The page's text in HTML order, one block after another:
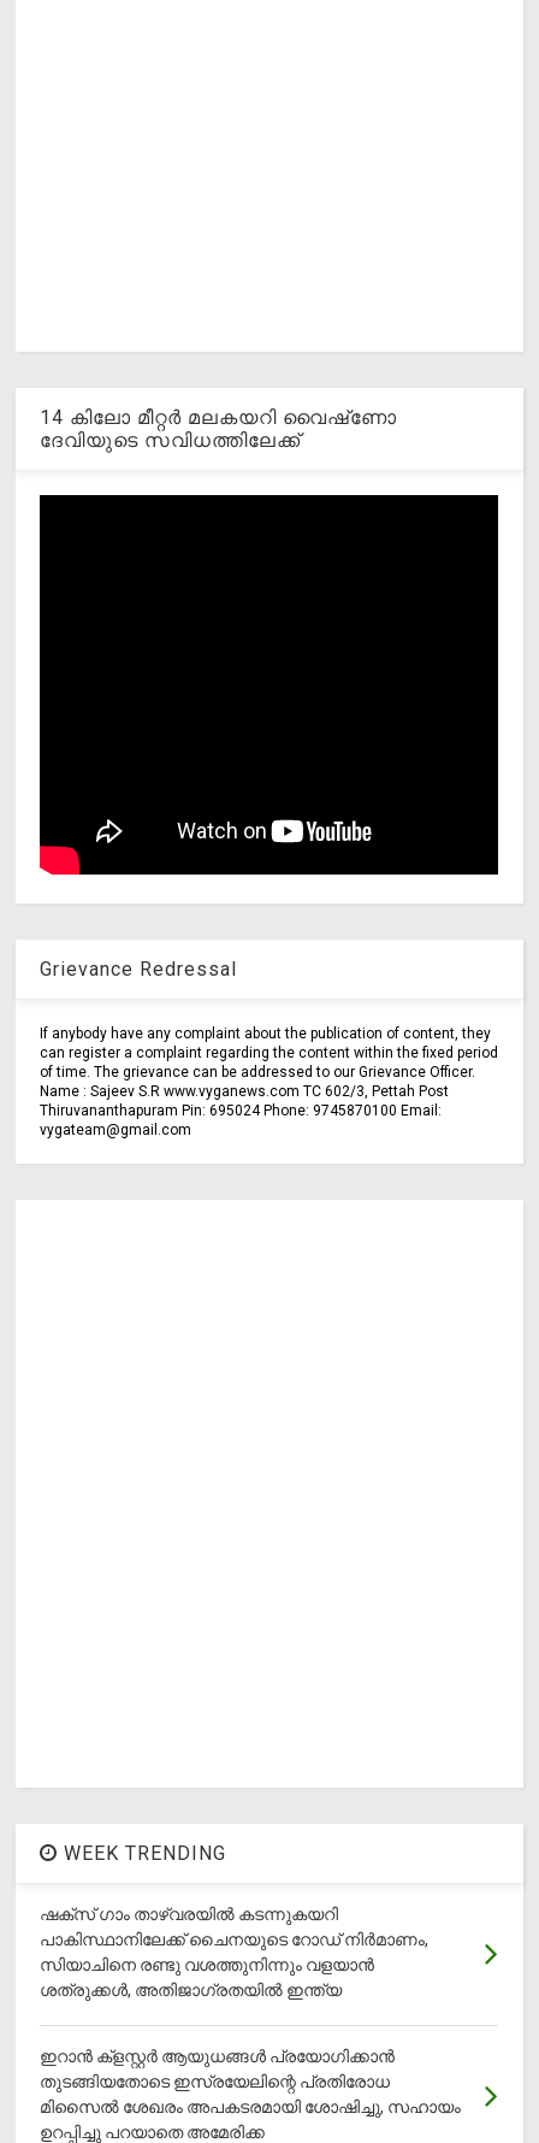
14 കിലോ മീറ്റര്‍ മലകയറി വൈഷ്‌ണോ
ദേവിയുടെ സവിധത്തിലേക്ക്
Grievance Redressal
If anybody have any complaint about the publication of content, they
can register a complaint regarding the content within the fixed period
of time. The grievance can be addressed to our Grievance Officer.
Name : Sajeev S.R www.vyganews.com TC 602/3, Pettah Post
Thiruvananthapuram Pin: 695024 Phone: 9745870100 Email:
vygateam@gmail.com
WEEK TRENDING
ഷക്സ് ​ഗാം താഴ്‌വരയിൽ കടന്നുകയറി
പാകിസ്ഥാനിലേക്ക് ചൈനയുടെ റോഡ് നിർമാണം,
സിയാചിനെ രണ്ടു വശത്തുനിന്നും വളയാൻ
ശത്രുക്കൾ, അതിജാ​ഗ്രതയിൽ ഇന്ത്യ
ഇറാന്‍ ക്‌ളസ്റ്റര്‍ ആയുധങ്ങള്‍ പ്രയോഗിക്കാന്‍
തുടങ്ങിയതോടെ ഇസ്രയേലിന്റെ പ്രതിരോധ
മിസൈല്‍ ശേഖരം അപകടരമായി ശോഷിച്ചു, സഹായം
ഉറപ്പിച്ചു പറയാതെ അമേരിക്ക